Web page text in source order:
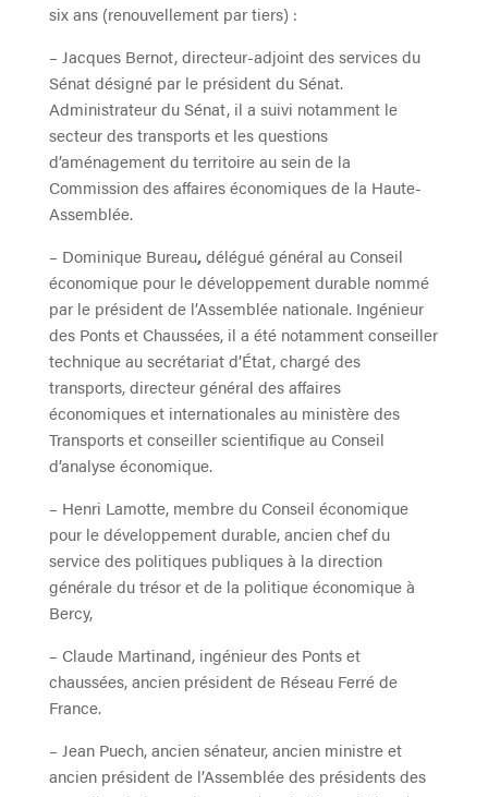
six ans (renouvellement par tiers) :
– Jacques Bernot, directeur-adjoint des services du
Sénat désigné par le président du Sénat.
Administrateur du Sénat, il a suivi notamment le
secteur des transports et les questions
d’aménagement du territoire au sein de la
Commission des affaires économiques de la Haute-
Assemblée.
– Dominique Bureau,délégué général au Conseil
économique pour le développement durable nommé
par le président de l’Assemblée nationale. Ingénieur
des Ponts et Chaussées, il a été notamment conseiller
technique au secrétariat d’État, chargé des
transports, directeur général des affaires
économiques et internationales au ministère des
Transports et conseiller scientifique au Conseil
d’analyse économique.
– Henri Lamotte, membre du Conseil économique
pour le développement durable, ancien chef du
service des politiques publiques à la direction
générale du trésor et de la politique économique à
Bercy,
– Claude Martinand, ingénieur des Ponts et
chaussées, ancien président de Réseau Ferré de
France.
– Jean Puech, ancien sénateur, ancien ministre et
ancien président de l’Assemblée des présidents des